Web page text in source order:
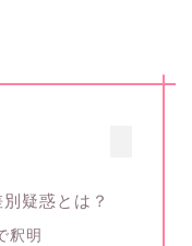
疑惑とは？
釈明